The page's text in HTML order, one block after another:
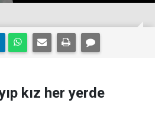
kız her yerde